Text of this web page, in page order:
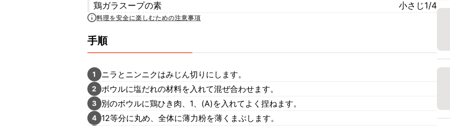
鶏ガラスープの素
小さじ1/4
料理を安全に楽しむための注意事項
手順
1 ニラとニンニクはみじん切りにします。
2 ボウルに塩だれの材料を入れて混ぜ合わせます。
3 別のボウルに鶏ひき肉、1、(A)を入れてよく捏ねます。
4 12等分に丸め、全体に薄力粉を薄くまぶします。